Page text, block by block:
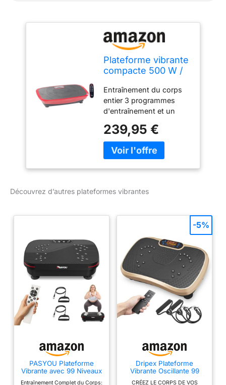
Plateforme vibrante
compacte 500 W /
[Newgen Medicals]
Entraînement du corps
entier 3 programmes
d'entraînement et un
fréquences d'oscillation
réglables Supporte
jusqu'à 120 kg Contrôle
239,95 €
Découvrez d’autres plateformes vibrantes
PASYOU Plateforme
Vibrante avec 99 Niveaux
Entraînement Complet du Corps:
Dripex Plateforme
Vibrante Oscillante 99
Vitesses Bluetooth - Doré
CRÉEZ LE CORPS DE VOS
-5%